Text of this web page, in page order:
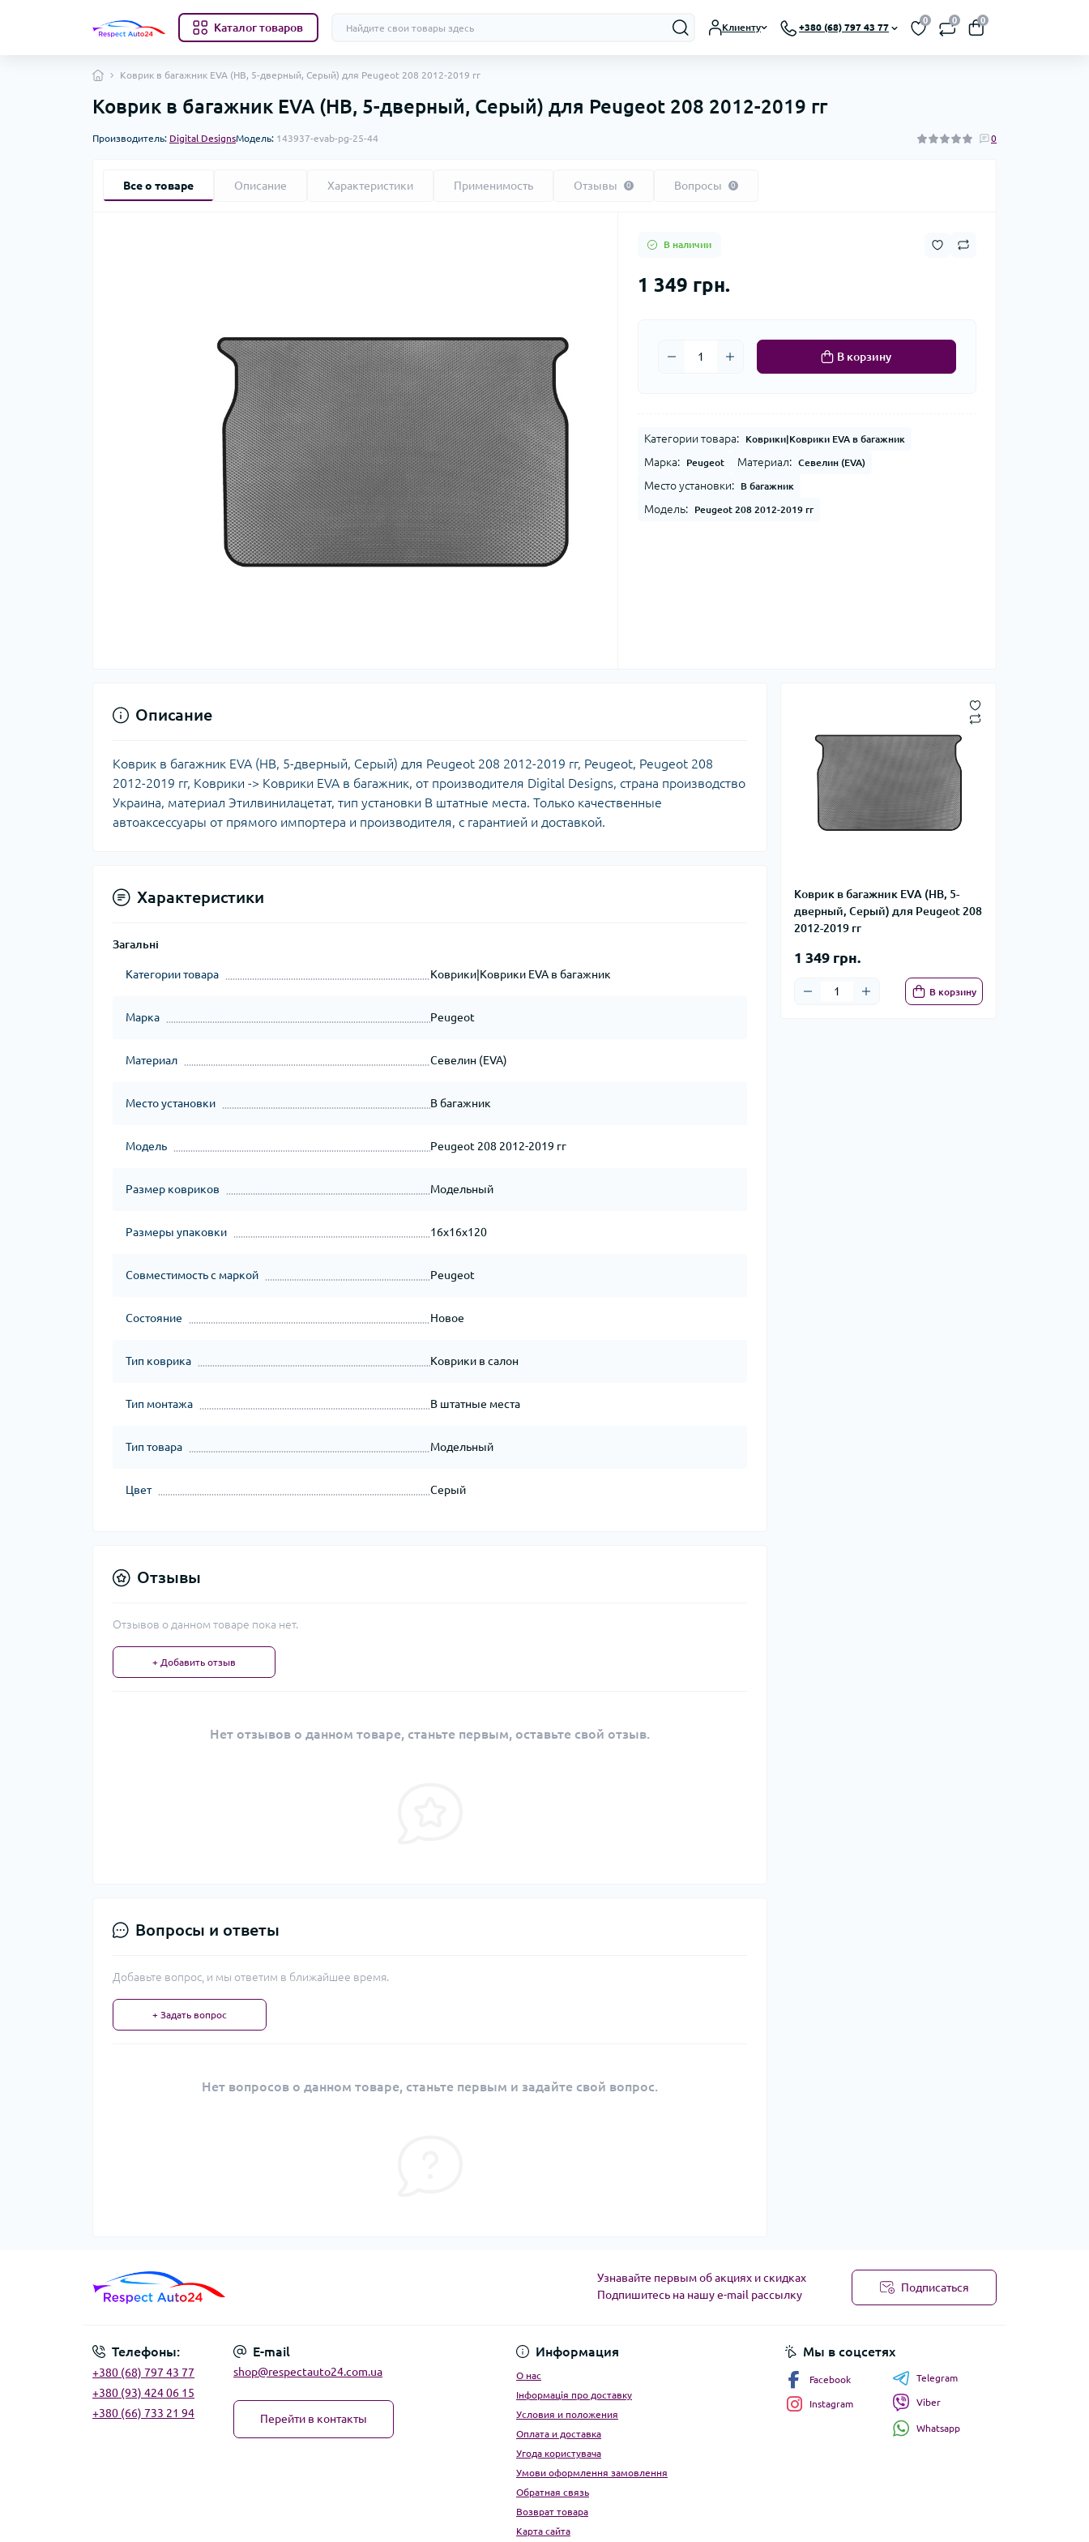
Каталог товаров Клиенту +380 (68) 797 43 77
0 0 0
Коврик в багажник EVA (HB, 5-дверный, Серый) для Peugeot 208 2012-2019 гг
Коврик в багажник EVA (HB, 5-дверный, Серый) для Peugeot 208 2012-2019 гг
Производитель: Digital DesignsМодель: 143937-evab-pg-25-44 0
Все о товаре Описание Характеристики Применимость Отзывы 0 Вопросы 0
В наличии
1 349 грн.
В корзину
Категории товара: Коврики|Коврики EVA в багажник
Марка: Peugeot Материал: Севелин (EVA)
Место установки: В багажник
Модель: Peugeot 208 2012-2019 гг
Коврик в багажник EVA (HB, 5-
дверный, Серый) для Peugeot 208
2012-2019 гг
1 349 грн.
В корзину
Описание
Коврик в багажник EVA (HB, 5-дверный, Серый) для Peugeot 208 2012-2019 гг, Peugeot, Peugeot 208
2012-2019 гг, Коврики -> Коврики EVA в багажник, от производителя Digital Designs, страна производство
Украина, материал Этилвинилацетат, тип установки В штатные места. Только качественные
автоаксессуары от прямого импортера и производителя, с гарантией и доставкой.
Характеристики
Загальні
Категории товара Коврики|Коврики EVA в багажник
Марка Peugeot
Материал Севелин (EVA)
Место установки В багажник
Модель Peugeot 208 2012-2019 гг
Размер ковриков Модельный
Размеры упаковки 16x16x120
Совместимость с маркой Peugeot
Состояние Новое
Тип коврика Коврики в салон
Тип монтажа В штатные места
Тип товара Модельный
Цвет Серый
Отзывы
Отзывов о данном товаре пока нет.
+ Добавить отзыв
Нет отзывов о данном товаре, станьте первым, оставьте свой отзыв.
Вопросы и ответы
Добавьте вопрос, и мы ответим в ближайшее время.
+ Задать вопрос
Нет вопросов о данном товаре, станьте первым и задайте свой вопрос.
Узнавайте первым об акциях и скидках
Подпишитесь на нашу e-mail рассылку
Подписаться
Телефоны:
+380 (68) 797 43 77
+380 (93) 424 06 15
+380 (66) 733 21 94
E-mail
shop@respectauto24.com.ua
Перейти в контакты
Информация
О нас
Інформація про доставку
Условия и положения
Оплата и доставка
Угода користувача
Умови оформлення замовлення
Обратная связь
Возврат товара
Карта сайта
Мы в соцсетях
Facebook
Instagram
Telegram
Viber
Whatsapp